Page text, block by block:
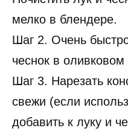
мелко в блендере.
Шаг 2. Очень
чеснок в
Шаг 3. Нарезать
свежи (если
добавить к луку и